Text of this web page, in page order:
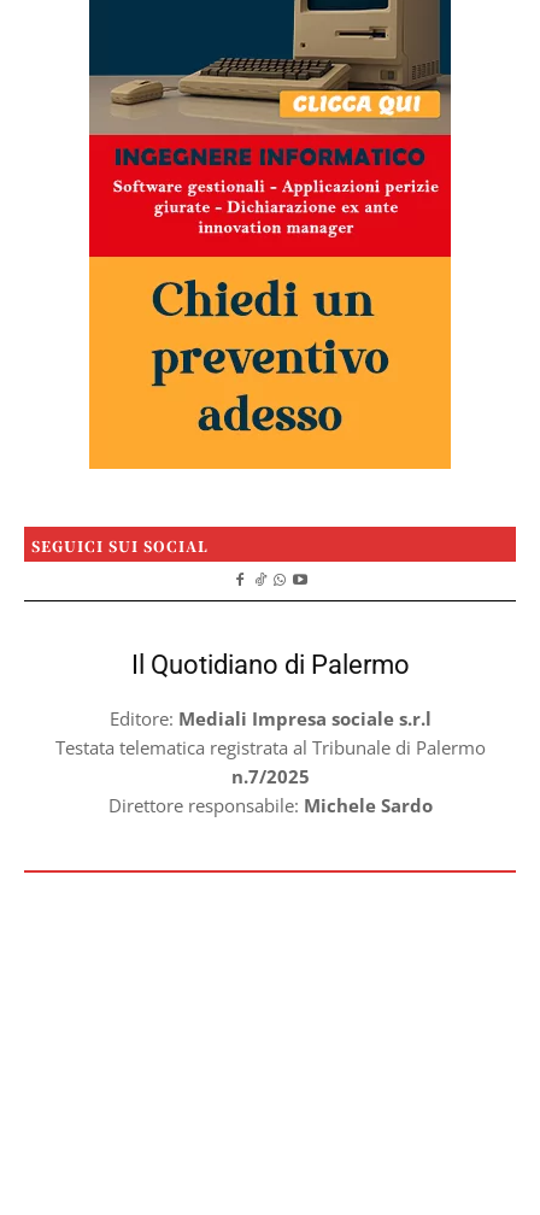
SEGUICI SUI SOCIAL
Il Quotidiano di Palermo
Editore: Mediali Impresa sociale s.r.l
Testata telematica registrata al Tribunale di Palermo
n.7/2025
Direttore responsabile: Michele Sardo